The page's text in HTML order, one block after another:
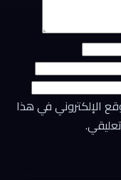
الإلكتروني في هذا